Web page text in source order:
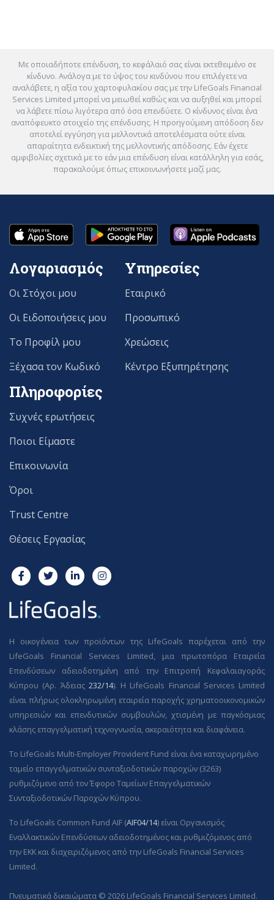
Με οποιαδήποτε επένδυση, το κεφάλαιό σας είναι εκτεθειμένο σε
κίνδυνο. Ανάλογα με το ύψος του κινδύνου που επιλέγετε να
αναλάβετε, η αξία του χαρτοφυλακίου σας με την LifeGoals Financial
Services Limited μπορεί να μειωθεί καθώς και να αυξηθεί και μπορεί
να λάβετε πίσω λιγότερα από όσα επενδύετε. Ο κίνδυνος είναι ένα
αναπόφευκτο στοιχείο της επένδυσης. Η προηγούμενη απόδοση δεν
αποτελεί εγγύηση για μελλοντικά αποτελέσματα ούτε είναι
απαραίτητα ενδεικτική της μελλοντικής απόδοσης. Εάν έχετε
αμφιβολίες σχετικά με το εάν μια επένδυση είναι κατάλληλη για εσάς,
παρακαλούμε όπως επικοινωνήσετε μαζί μας.
Η οικογένεια των προϊόντων της LifeGoals παρέχεται από την
LifeGoals Financial Services Limited, μια πρωτοπόρα Εταιρεία
Επενδύσεων αδειοδοτημένη από την Επιτροπή Κεφαλαιαγοράς
Κύπρου (Αρ. Άδειας 232/14). Η LifeGoals Financial Services Limited
είναι πλήρως ολοκληρωμένη εταιρεία παροχής χρηματοοικονομικών
υπηρεσιών και επενδυτικών συμβουλών, χτισμένη με παγκόσμιας
κλάσης επαγγελματική τεχνογνωσία, ακεραιότητα και διαφάνεια.
Το LifeGoals Multi-Employer Provident Fund είναι ένα καταχωρημένο
ταμείο επαγγελματικών συνταξιοδοτικών παροχών (3263)
ρυθμιζόμενο από τον Έφορο Ταμείων Επαγγελματικών
Συνταξιοδοτικών Παροχών Κύπρου.
Το LifeGoals Common Fund AIF (AIF04/14) είναι Οργανισμός
Εναλλακτικών Επενδύσεων αδειοδοτημένος και ρυθμιζόμενος από
την ΕΚΚ και διαχειριζόμενος από την LifeGoals Financial Services
Limited.
Λογαριασμός
Οι Στόχοι μου
Οι Ειδοποιήσεις μου
Το Προφίλ μου
Ξέχασα τον Κωδικό
Υπηρεσίες
Εταιρικό
Προσωπικό
Χρεώσεις
Κέντρο Εξυπηρέτησης
Πληροφορίες
Συχνές ερωτήσεις
Ποιοι Είμαστε
Επικοινωνία
Όροι
Trust Centre
Θέσεις Εργασίας
Πνευματικά δικαιώματα © 2026 LifeGoals Financial Services Limited.